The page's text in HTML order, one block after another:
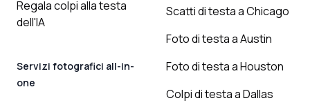
Regala colpi alla testa
dell'IA
Servizi fotografici all-in-
one
Scatti di testa a Chicago
Foto di testa a Austin
Foto di testa a Houston
Colpi di testa a Dallas